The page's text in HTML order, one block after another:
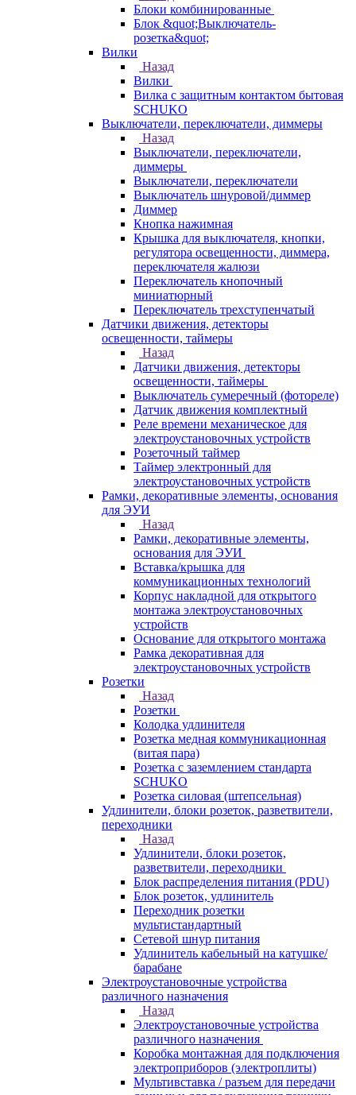
Блоки комбинированные
Блок &quot;Выключатель-
розетка&quot;
Вилки
Назад
Вилки
Вилка с защитным контактом бытовая
SCHUKO
Выключатели, переключатели, диммеры
Назад
Выключатели, переключатели,
диммеры
Выключатели, переключатели
Выключатель шнуровой/диммер
Диммер
Кнопка нажимная
Крышка для выключателя, кнопки,
регулятора освещенности, диммера,
переключателя жалюзи
Переключатель кнопочный
миниатюрный
Переключатель трехступенчатый
Датчики движения, детекторы
освещенности, таймеры
Назад
Датчики движения, детекторы
освещенности, таймеры
Выключатель сумеречный (фотореле)
Датчик движения комплектный
Реле времени механическое для
электроустановочных устройств
Розеточный таймер
Таймер электронный для
электроустановочных устройств
Рамки, декоративные элементы, основания
для ЭУИ
Назад
Рамки, декоративные элементы,
основания для ЭУИ
Вставка/крышка для
коммуникационных технологий
Корпус накладной для открытого
монтажа электроустановочных
устройств
Основание для открытого монтажа
Рамка декоративная для
электроустановочных устройств
Розетки
Назад
Розетки
Колодка удлинителя
Розетка медная коммуникационная
(витая пара)
Розетка с заземлением стандарта
SCHUKO
Розетка силовая (штепсельная)
Удлинители, блоки розеток, разветвители,
переходники
Назад
Удлинители, блоки розеток,
разветвители, переходники
Блок распределения питания (PDU)
Блок розеток, удлинитель
Переходник розетки
мультистандартный
Сетевой шнур питания
Удлинитель кабельный на катушке/
барабане
Электроустановочные устройства
различного назначения
Назад
Электроустановочные устройства
различного назначения
Коробка монтажная для подключения
электроприборов (электроплиты)
Мультивставка / разъем для передачи